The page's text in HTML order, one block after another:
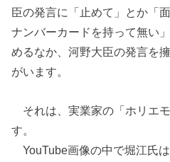
臣の発言に「止めて」とか「
ナンバーカードを持って無い
めるなか、河野大臣の発言を
がいます。
それは、実業家の「ホリエ
す。
YouTube画像の中で堀江氏